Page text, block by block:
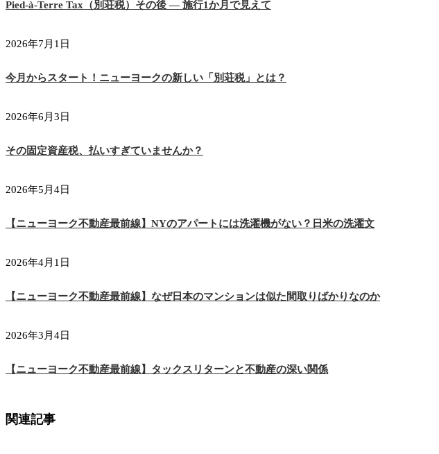
Pied-à-Terre Tax（別荘税）その後 ― 施行1か月で見えて
2026年7月1日
今月からスタート！ニューヨークの新しい「別荘税」とは？
2026年6月3日
その固定資産税、払いすぎていませんか？
2026年5月4日
【ニューヨーク不動産最前線】NYのアパートには洗濯機がない？日米の洗濯文
2026年4月1日
【ニューヨーク不動産最前線】なぜ日本のマンションは似た間取りばかりなのか
2026年3月4日
【ニューヨーク不動産最前線】タックスリターンと不動産の深い関係
関連記事